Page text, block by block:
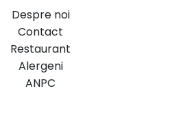
Despre noi
Contact
Restaurant
Alergeni
ANPC